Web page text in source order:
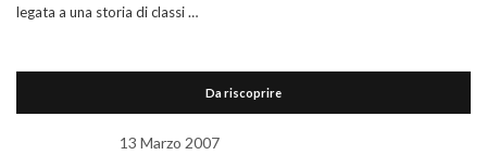
legata a una storia di classi …
Da riscoprire
13 Marzo 2007